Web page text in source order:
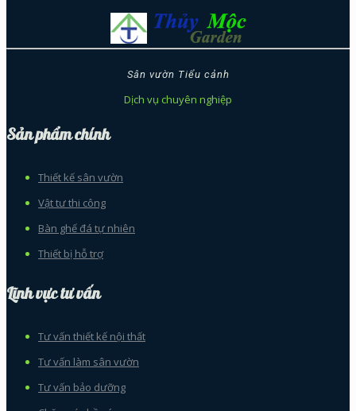
Sân vườn Tiểu cảnh
Dịch vụ chuyên nghiệp
Sản phẩm chính
Thiết kế sân vườn
Vật tư thi công
Bàn ghế đá tự nhiên
Thiết bị hỗ trợ
Lĩnh vực tư vấn
Tư vấn thiết kế nội thất
Tư vấn làm sân vườn
Tư vấn bảo dưỡng